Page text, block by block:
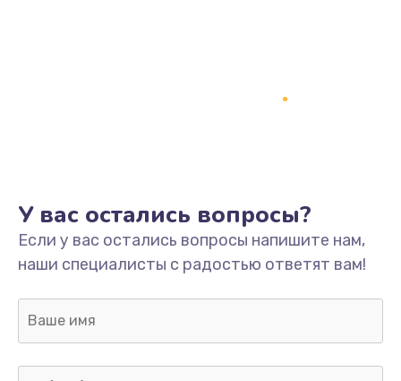
У вас остались вопросы?
Если у вас остались вопросы напишите нам,
наши специалисты с радостью ответят вам!